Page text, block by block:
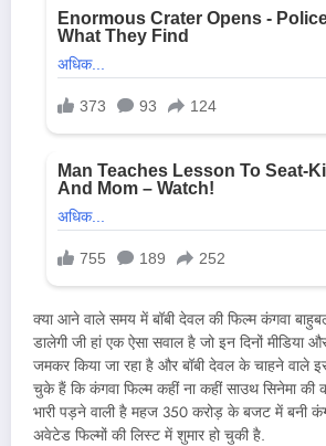
क्या आने वाले समय में बॉबी देवल की फिल्म कंगवा
डालेगी जी हां एक ऐसा सवाल है जो इन दिनों मीडिया
जमकर किया जा रहा है और बॉबी देवल के चाहने वाले
चुके हैं कि कंगवा फिल्म कहीं ना कहीं साउथ सिनेमा की
भारी पड़ने वाली है महज 350 करोड़ के बजट में बनी
अवेटेड फिल्मों की लिस्ट में शुमार हो चुकी है.